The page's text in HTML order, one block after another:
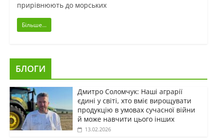
прирівнюють до морських
Більше...
БЛОГИ
Дмитро Соломчук: Наші аграрії
єдині у світі, хто вміє вирощувати
продукцію в умовах сучасної війни
й може навчити цього інших
13.02.2026